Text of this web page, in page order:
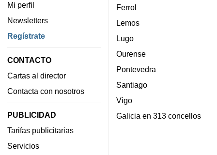
Mi perfil
Newsletters
Regístrate
CONTACTO
Cartas al director
Contacta con nosotros
PUBLICIDAD
Tarifas publicitarias
Servicios
Ferrol
Lemos
Lugo
Ourense
Pontevedra
Santiago
Vigo
Galicia en 313 concellos